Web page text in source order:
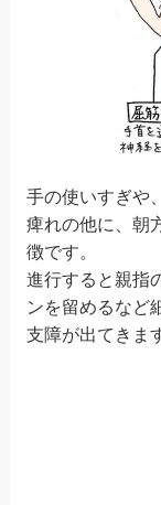
手の使いすぎや
痺れの他に、朝
徴です。
進行すると親指
ンを留めるなど
支障が出てきま